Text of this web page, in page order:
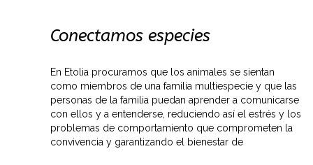
Conectamos especies
En Etolia procuramos que los animales se sientan
como miembros de una familia multiespecie y que las
personas de la familia puedan aprender a comunicarse
con ellos y a entenderse, reduciendo así el estrés y los
problemas de comportamiento que comprometen la
convivencia y garantizando el bienestar de